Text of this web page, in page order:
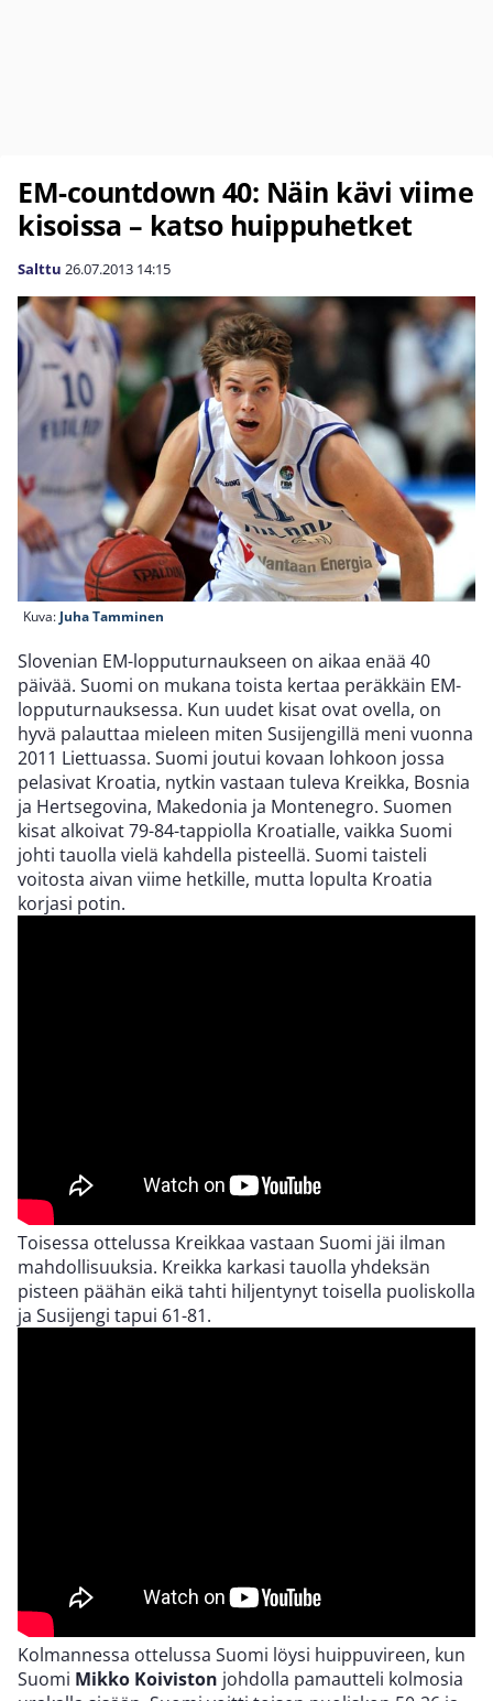
EM-countdown 40: Näin kävi viime
kisoissa – katso huippuhetket
Salttu 26.07.2013 14:15
Kuva: Juha Tamminen
Slovenian EM-lopputurnaukseen on aikaa enää 40
päivää. Suomi on mukana toista kertaa peräkkäin EM-
lopputurnauksessa. Kun uudet kisat ovat ovella, on
hyvä palauttaa mieleen miten Susijengillä meni vuonna
2011 Liettuassa. Suomi joutui kovaan lohkoon jossa
pelasivat Kroatia, nytkin vastaan tuleva Kreikka, Bosnia
ja Hertsegovina, Makedonia ja Montenegro. Suomen
kisat alkoivat 79-84-tappiolla Kroatialle, vaikka Suomi
johti tauolla vielä kahdella pisteellä. Suomi taisteli
voitosta aivan viime hetkille, mutta lopulta Kroatia
korjasi potin.
Toisessa ottelussa Kreikkaa vastaan Suomi jäi ilman
mahdollisuuksia. Kreikka karkasi tauolla yhdeksän
pisteen päähän eikä tahti hiljentynyt toisella puoliskolla
ja Susijengi tapui 61-81.
Kolmannessa ottelussa Suomi löysi huippuvireen, kun
Suomi Mikko Koiviston johdolla pamautteli kolmosia